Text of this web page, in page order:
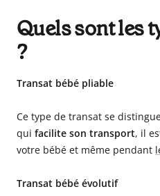
Quels sont les
?
Transat bébé pliable
Ce type de transat se
qui facilite son transport, il
votre bébé et même pendant
Transat bébé évolutif